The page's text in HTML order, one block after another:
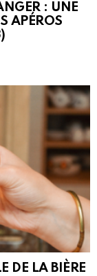
: UNE
APÉROS
DE LA BIÈRE